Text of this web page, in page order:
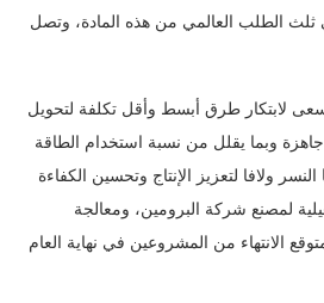
ثلث الطلب العالمي من هذه المادة، وتصل
لابتكار طرق أبسط وأقل تكلفة لتحويل
جاهزة وبما يقلل من نسبة استخدام الطاقة
ولافا لتعزيز الإنتاج وتحسين الكفاءة
لمصنع شركة البرومين، ومعالجة
الانتهاء من المشروعين في نهاية العام